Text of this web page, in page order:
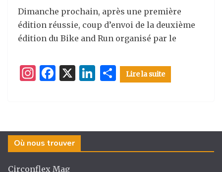
Dimanche prochain, après une première
édition réussie, coup d’envoi de la deuxième
édition du Bike and Run organisé par le
I
g
ra
F
b
o
X
Li
dI
n
ar
er
Lire la suite
Où nous trouver
Circonflex Mag